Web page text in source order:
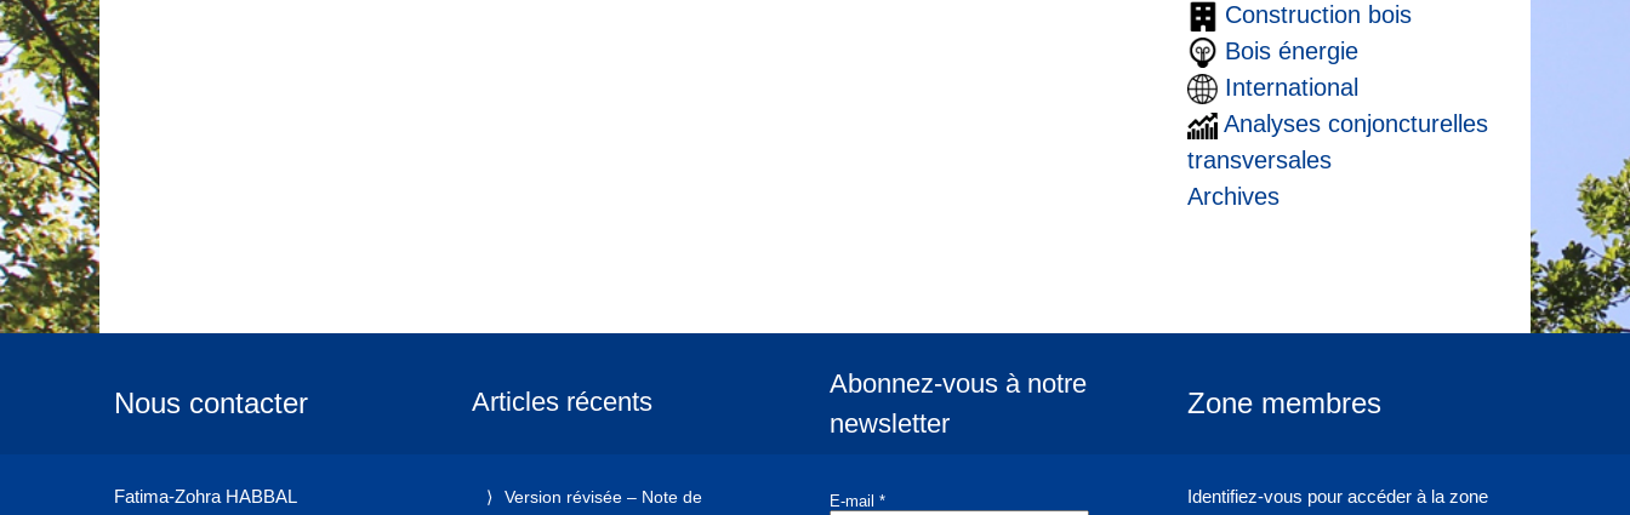
Construction bois
Bois énergie
International
Analyses conjoncturelles
transversales
Archives
Nous contacter
Fatima-Zohra HABBAL
Articles récents
Version révisée – Note de
Abonnez-vous à notre
newsletter
E-mail *
Zone membres
Identifiez-vous pour accéder à la zone